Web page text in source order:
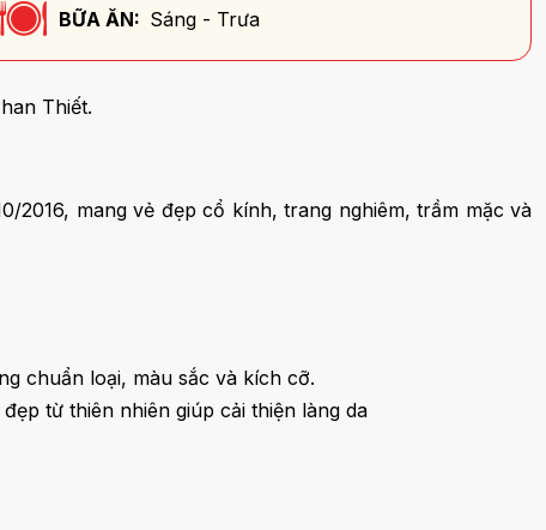
BỮA ĂN: Sáng - Trưa
Thiết.
2016, mang vẻ đẹp cổ kính, trang nghiêm, trầm mặc và
chuẩn loại, màu sắc và kích cỡ.
từ thiên nhiên giúp cải thiện làng da